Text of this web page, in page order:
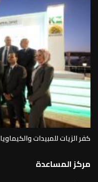
كفر الزيات للمبيدات
مركز المساعدة